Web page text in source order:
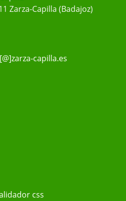
Zarza-Capilla (Badajoz)
capilla.es